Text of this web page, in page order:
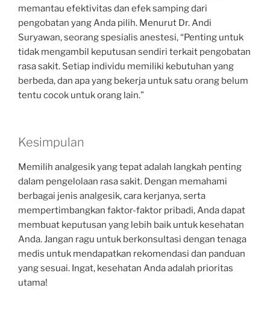
memantau efektivitas dan efek samping dari
pengobatan yang Anda pilih. Menurut Dr. Andi
Suryawan, seorang spesialis anestesi, “Penting untuk
tidak mengambil keputusan sendiri terkait pengobatan
rasa sakit. Setiap individu memiliki kebutuhan yang
berbeda, dan apa yang bekerja untuk satu orang belum
tentu cocok untuk orang lain.”
Kesimpulan
Memilih analgesik yang tepat adalah langkah penting
dalam pengelolaan rasa sakit. Dengan memahami
berbagai jenis analgesik, cara kerjanya, serta
mempertimbangkan faktor-faktor pribadi, Anda dapat
membuat keputusan yang lebih baik untuk kesehatan
Anda. Jangan ragu untuk berkonsultasi dengan tenaga
medis untuk mendapatkan rekomendasi dan panduan
yang sesuai. Ingat, kesehatan Anda adalah prioritas
utama!